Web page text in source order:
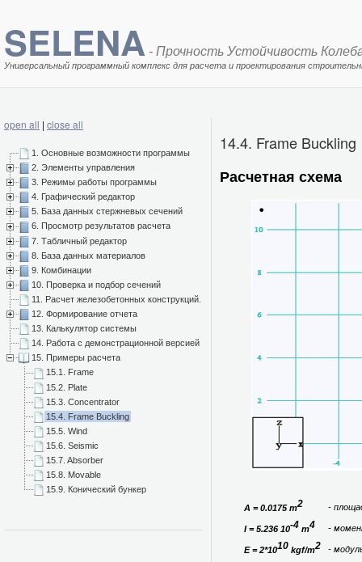
SELENA - Прочность Устойчивость
Универсальный программный комплекс для расчета и проектирования
open all | close all
1. Основные возможности программы
2. Элементы управления
3. Режимы работы программы
4. Графический редактор
5. База данных стержневых сечений
6. Просмотр результатов расчета
7. Табличный редактор
8. База данных материалов
9. Комбинации
10. Проверка и подбор сечений
11. Расчет железобетонных конструкций.
12. Формирование отчета
13. Калькулятор системы
14. Работа с демонстрационной версией
15. Примеры расчета
15.1. Frame
15.2. Plate
15.3. Concentrator
15.4. Frame Buckling
15.5. Wind
15.6. Seismic
15.7. Absorber
15.8. Movable
15.9. Конический бункер
14.4. Frame Buckling
Расчетная схема
A = 0.0175 m2 -
I = 5.236 10-4 m4 -
E = 2*1010 kgf/m2
-